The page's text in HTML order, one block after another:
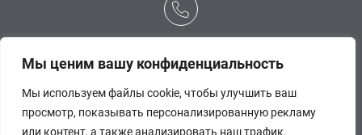
Мы ценим вашу конфиденциальность
Мы используем файлы cookie, чтобы улучшить ваш
просмотр, показывать персонализированную рекламу
или контент, а также анализировать наш трафик.